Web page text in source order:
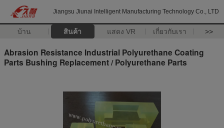
Jiangsu Jiunai Intelligent Manufacturing Technology Co., LTD
บ้าน สินค้า แสดง VR เกี่ยวกับเรา >>
Abrasion Resistance Industrial Polyurethane Coating
Parts Bushing Replacement / Polyurethane Parts